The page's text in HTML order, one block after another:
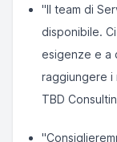
"Il team di
disponibile.
esigenze e a
raggiungere i
TBD